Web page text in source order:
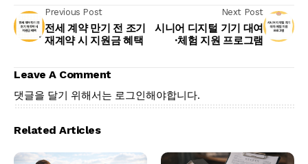
Previous Post
전세 계약 만기 전 조기
재계약 시 지원금 혜택
Next Post
시니어 디지털 기기 대여
·체험 지원 프로그램
Leave A Comment
댓글을 달기 위해서는 로그인해야합니다.
Related Articles